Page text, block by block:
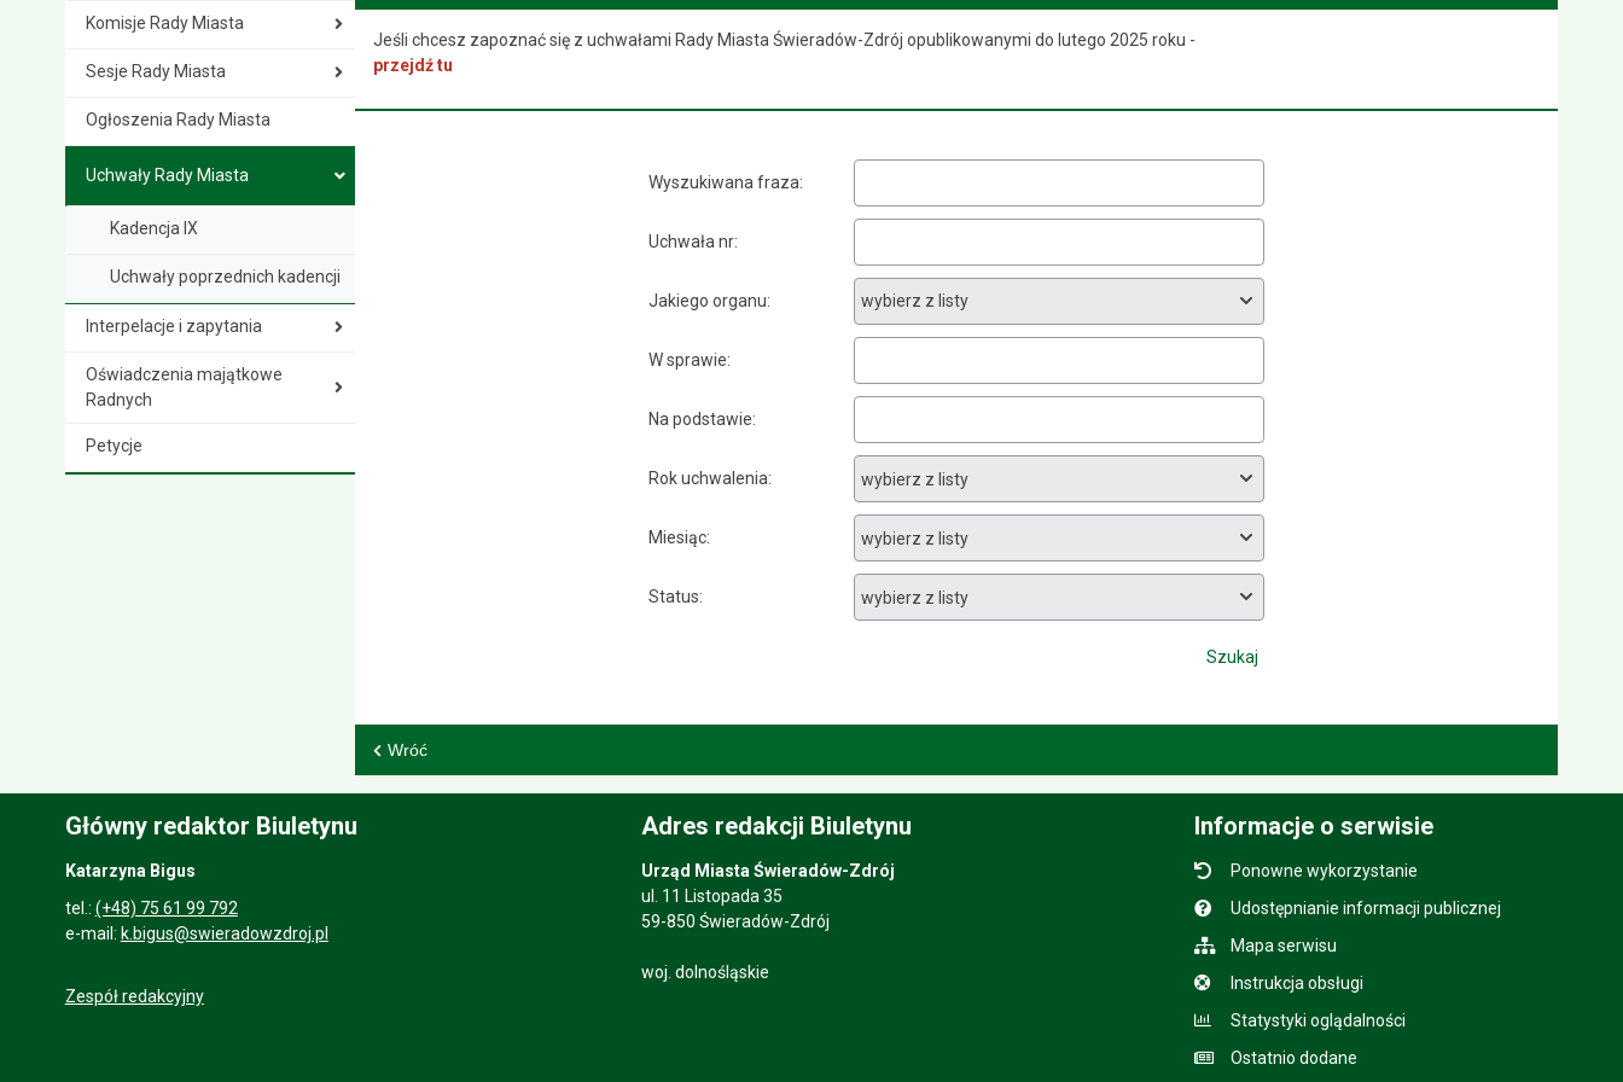
Komisje Rady Miasta
Sesje Rady Miasta
Ogłoszenia Rady Miasta
Uchwały Rady Miasta
Kadencja IX
Uchwały poprzednich kadencji
Interpelacje i zapytania
Oświadczenia majątkowe
Radnych
Petycje
Jeśli chcesz zapoznać się z uchwałami Rady Miasta Świeradów-Zdrój opublikowanymi do lutego 2025 roku -
przejdź tu
Wyszukiwana fraza
Uchwała nr
Jakiego organu
W sprawie
Na podstawie
Rok uchwalenia
Miesiąc
Status
Szukaj
Wróć
Główny redaktor Biuletynu
Katarzyna Bigus
tel.: (+48) 75 61 99 792
e-mail: k.bigus@swieradowzdroj.pl
Zespół redakcyjny
Adres redakcji Biuletynu
Urząd Miasta Świeradów-Zdrój
ul. 11 Listopada 35
59-850 Świeradów-Zdrój
woj. dolnośląskie
Informacje o serwisie
Ponowne wykorzystanie
Udostępnianie informacji publicznej
Mapa serwisu
Instrukcja obsługi
Statystyki oglądalności
Ostatnio dodane